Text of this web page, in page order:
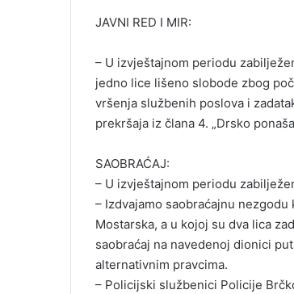
JAVNI RED I MIR:
– U izvještajnom periodu
jedno lice lišeno slobode zbog
vršenja službenih poslova i
prekršaja iz člana 4. „Drsko
SAOBRAĆAJ:
– U izvještajnom periodu
– Izdvajamo saobraćajnu
Mostarska, a u kojoj su dva lica
saobraćaj na navedenoj dionici
alternativnim pravcima.
– Policijski službenici Policije